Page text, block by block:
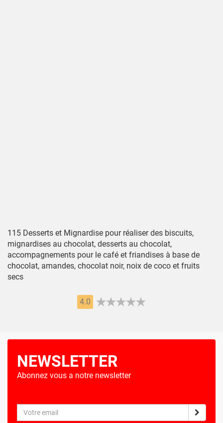
115 Desserts et Mignardise pour réaliser des biscuits,
mignardises au chocolat, desserts au chocolat,
accompagnements pour le café et friandises à base de
chocolat, amandes, chocolat noir, noix de coco et fruits
secs
4.0
NEWSLETTER
Abonnez vous a notre newsletter